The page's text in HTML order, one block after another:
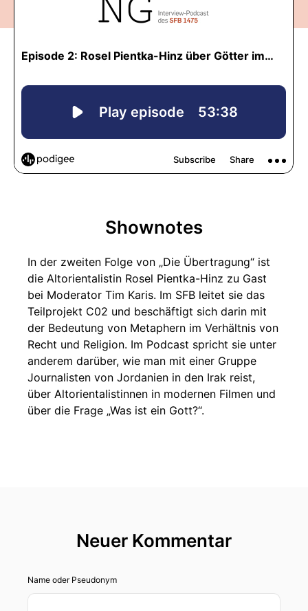
Shownotes
In der zweiten Folge von „Die Übertragung“ ist
die Altorientalistin Rosel Pientka-Hinz zu Gast
bei Moderator Tim Karis. Im SFB leitet sie das
Teilprojekt C02 und beschäftigt sich darin mit
der Bedeutung von Metaphern im Verhältnis von
Recht und Religion. Im Podcast spricht sie unter
anderem darüber, wie man mit einer Gruppe
Journalisten von Jordanien in den Irak reist,
über Altorientalistinnen in modernen Filmen und
über die Frage „Was ist ein Gott?“.
Neuer Kommentar
Name oder Pseudonym